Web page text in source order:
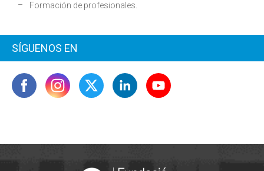
Formación de profesionales.
SÍGUENOS EN